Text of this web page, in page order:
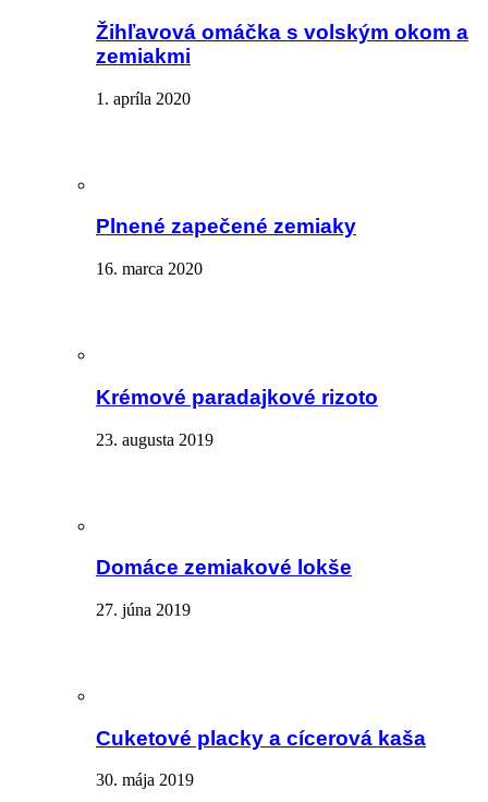
Žihľavová omáčka s volským okom a
zemiakmi
1. apríla 2020
Plnené zapečené zemiaky
16. marca 2020
Krémové paradajkové rizoto
23. augusta 2019
Domáce zemiakové lokše
27. júna 2019
Cuketové placky a cícerová kaša
30. mája 2019